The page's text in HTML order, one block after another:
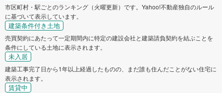
市区町村・駅ごとのランキング（火曜更新）です。Yahoo!不動産独自のルール
に基づいて表示しています。
建築条件付き土地
売買契約にあたって一定期間内に特定の建設会社と建築請負契約を結ぶことを
条件にしている土地に表示されます。
未入居
建築工事完了日から1年以上経過したものの、まだ誰も住んだことがない住宅に
表示されます。
賃貸中